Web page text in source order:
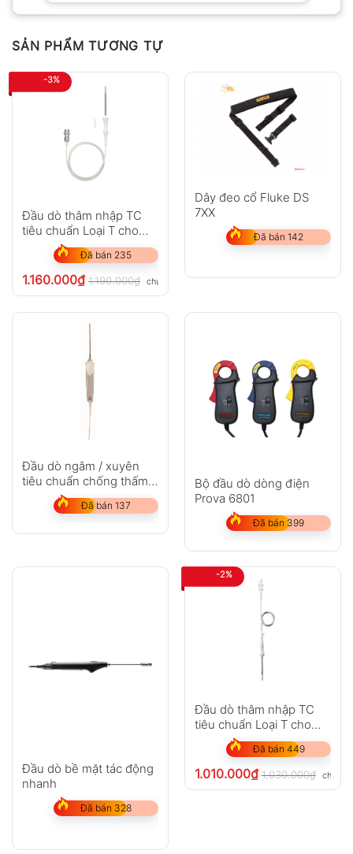
SẢN PHẨM TƯƠNG TỰ
-3%
Đầu dò thâm nhập TC
tiêu chuẩn Loại T cho
testo 108-2
Đã bán 235
1.160.000₫ 1.190.000₫ chưa VAT 8%
Dây đeo cổ Fluke DS
7XX
Đã bán 142
Đầu dò ngâm / xuyên
tiêu chuẩn chống thấm
nước (TC loại T)
Đã bán 137
Bộ đầu dò dòng điện
Prova 6801
Đã bán 399
Đầu dò bề mặt tác động
nhanh
Đã bán 328
-2%
Đầu dò thâm nhập TC
tiêu chuẩn Loại T cho
testo 108
Đã bán 449
1.010.000₫ 1.030.000₫ chưa